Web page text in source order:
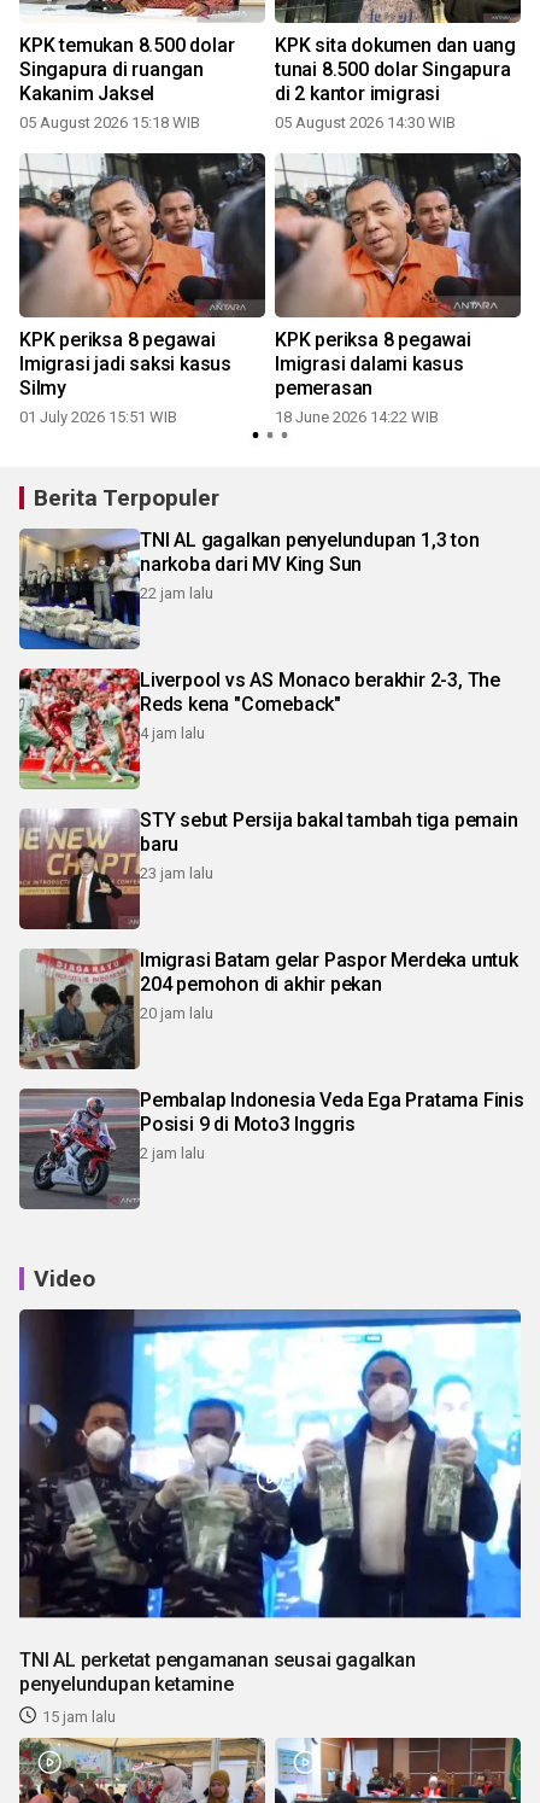
KPK temukan 8.500 dolar
Singapura di ruangan
Kakanim Jaksel
05 August 2026 15:18 WIB
KPK sita dokumen dan uang
tunai 8.500 dolar Singapura
di 2 kantor imigrasi
05 August 2026 14:30 WIB
KPK periksa 8 pegawai
Imigrasi jadi saksi kasus
Silmy
01 July 2026 15:51 WIB
KPK periksa 8 pegawai
Imigrasi dalami kasus
pemerasan
18 June 2026 14:22 WIB
Berita Terpopuler
TNI AL gagalkan penyelundupan 1,3 ton
narkoba dari MV King Sun
22 jam lalu
Liverpool vs AS Monaco berakhir 2-3, The
Reds kena "Comeback"
4 jam lalu
STY sebut Persija bakal tambah tiga pemain
baru
23 jam lalu
Imigrasi Batam gelar Paspor Merdeka untuk
204 pemohon di akhir pekan
20 jam lalu
Pembalap Indonesia Veda Ega Pratama Finis
Posisi 9 di Moto3 Inggris
2 jam lalu
Video
TNI AL perketat pengamanan seusai gagalkan
penyelundupan ketamine
15 jam lalu